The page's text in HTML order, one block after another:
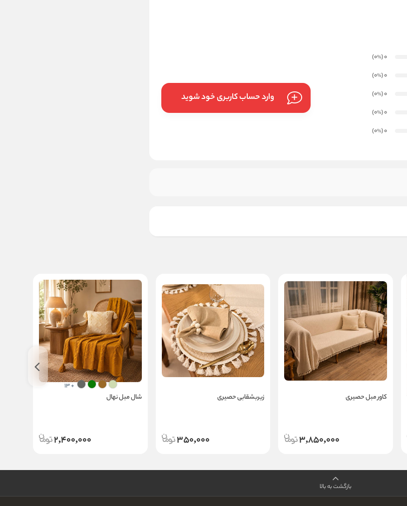
0
(0
%
)
0
(0
%
)
0
(0
%
)
0
(0
%
)
0
(0
%
)
وارد حساب کاربری خود شوید
کاور مبل حصیری
3,850,000
زیربشقابی حصیری
350,000
+ 13
شال مبل نهال
2,400,000
بازگشت به بالا